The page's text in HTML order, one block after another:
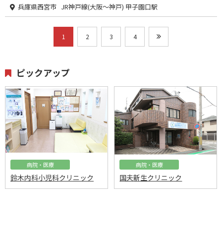
兵庫県西宮市 JR神戸線(大阪～神戸) 甲子園口駅
1 2 3 4
ピックアップ
病院・医療
鈴木内科小児科クリニック
病院・医療
国夫新生クリニック